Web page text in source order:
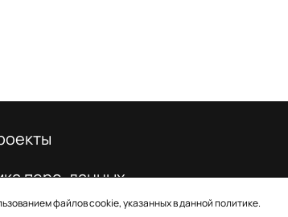
файлов cookie, указанных в данной политике.
перс. данных